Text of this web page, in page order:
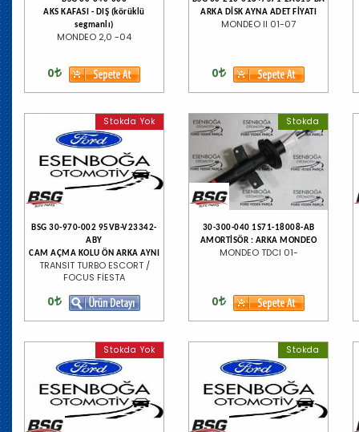
AKS KAFASI - DIŞ (körüklü
segmanlı)
MONDEO 2,0 -04
0
ARKA DİSK AYNA ADET FİYATI
MONDEO II 01-07
0
Stokda Yok
BSG 30-970-002 95VB-V23342-
ABY
CAM AÇMA KOLU ÖN ARKA AYNI
TRANSIT TURBO ESCORT /
FOCUS FİESTA
0
Stokda
30-300-040 1S71-18008-AB
AMORTİSÖR : ARKA MONDEO
MONDEO TDCI 01-
0
Stokda Yok Stokda